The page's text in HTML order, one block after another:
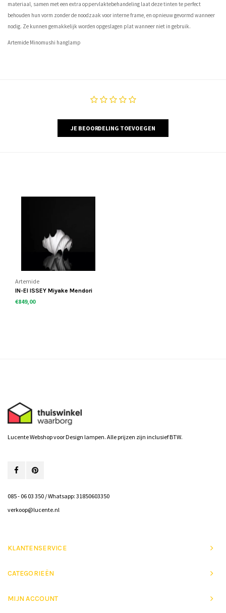
materiaal, samen met een extra oppervlaktebehandeling laat deze tinten te perfect
behouden hun vorm zonder de noodzaak voor interne frame, en opnieuw gevormd wanneer
nodig. Ze kunnen gemakkelijk worden opgeslagen plat wanneer niet in gebruik.
Artemide Minomushi hanglamp
JE BEOORDELING TOEVOEGEN
Artemide
IN-EI ISSEY Miyake Mendori
€849,00
Lucente Webshop voor Design lampen. Alle prijzen zijn inclusief BTW.
085 - 06 03 350 / Whatsapp: 31850603350
verkoop@lucente.nl
KLANTENSERVICE
CATEGORIEËN
MIJN ACCOUNT